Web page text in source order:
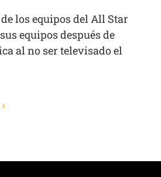
los equipos del All Star
equipos después de
al no ser televisado el